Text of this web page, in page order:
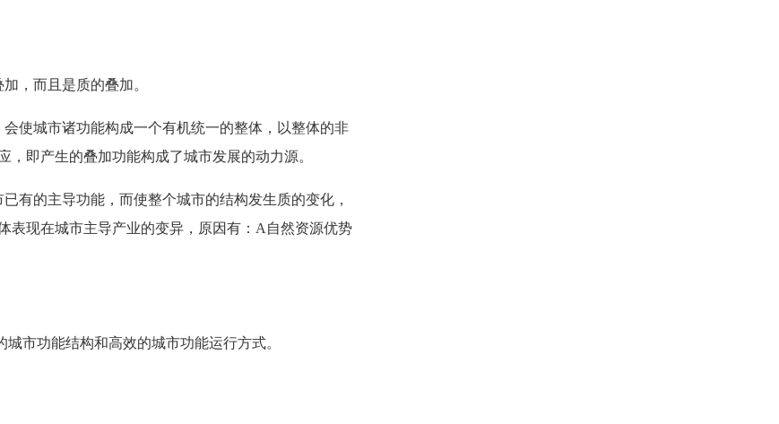
，而且是质的叠加。
城市诸功能构成一个有机统一的整体，以整体的非
即产生的叠加功能构成了城市发展的动力源。
的主导功能，而使整个城市的结构发生质的变化，
表现在城市主导产业的变异，原因有：A自然资源优势
市功能结构和高效的城市功能运行方式。